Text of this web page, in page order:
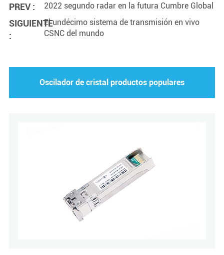
PREV : 2022 segundo radar en la futura Cumbre Global
SIGUIENTE
:
El undécimo sistema de transmisión en vivo
CSNC del mundo
Oscilador de cristal productos populares